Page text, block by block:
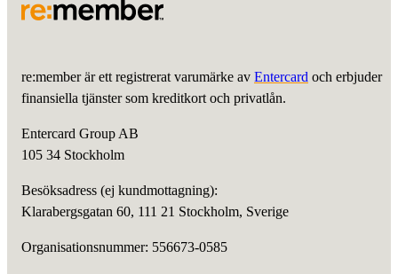
re:member är ett registrerat varumärke av Entercard och erbjuder
finansiella tjänster som kreditkort och privatlån.
Entercard Group AB
105 34 Stockholm
Besöksadress (ej kundmottagning):
Klarabergsgatan 60, 111 21 Stockholm, Sverige
Organisationsnummer: 556673-0585